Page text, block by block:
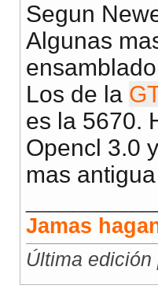
Segun
Algunas
Los de la
es la 5670.
Opencl 3.0
mas
Jamas
Última